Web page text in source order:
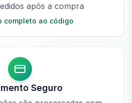
após a compra
completo ao código
Seguro